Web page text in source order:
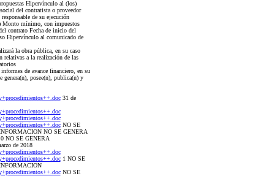
Hipervínculo al (los)
del contratista o proveedor
de su ejecución
Monto mínimo, con impuestos
contrato Fecha de inicio del
Hipervínculo al comunicado de
la obra pública, en su caso
relativas a la realización de las
de avance financiero, en su
genera(n), posee(n), publica(n) y
31 de
NO SE
NO SE GENERA
NO SE GENERA
de 2018
1 NO SE
NO SE